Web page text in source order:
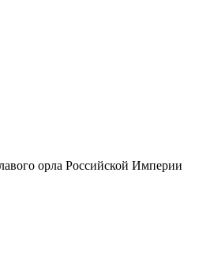
орла Российской Империи